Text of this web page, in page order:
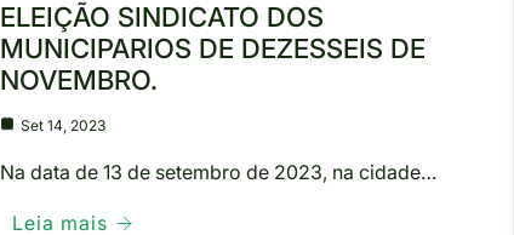
ELEIÇÃO SINDICATO DOS
MUNICIPARIOS DE DEZESSEIS DE
NOVEMBRO.
Set 14, 2023
Na data de 13 de setembro de 2023, na cidade…
Leia mais